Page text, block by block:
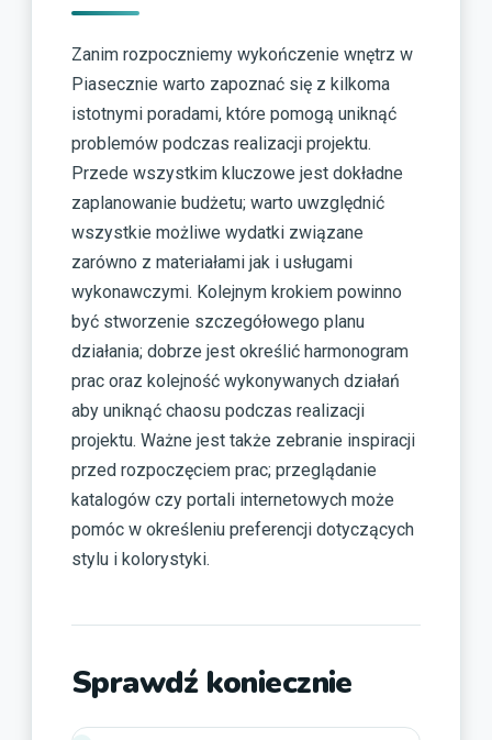
Zanim rozpoczniemy wykończenie wnętrz w
Piasecznie warto zapoznać się z kilkoma
istotnymi poradami, które pomogą uniknąć
problemów podczas realizacji projektu.
Przede wszystkim kluczowe jest dokładne
zaplanowanie budżetu; warto uwzględnić
wszystkie możliwe wydatki związane
zarówno z materiałami jak i usługami
wykonawczymi. Kolejnym krokiem powinno
być stworzenie szczegółowego planu
działania; dobrze jest określić harmonogram
prac oraz kolejność wykonywanych działań
aby uniknąć chaosu podczas realizacji
projektu. Ważne jest także zebranie inspiracji
przed rozpoczęciem prac; przeglądanie
katalogów czy portali internetowych może
pomóc w określeniu preferencji dotyczących
stylu i kolorystyki.
Sprawdź koniecznie